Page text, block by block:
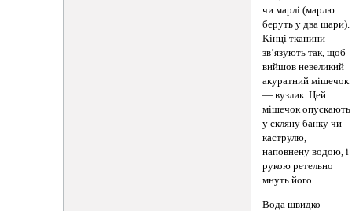
чи марлі (марлю
беруть у два шари).
Кінці тканини
зв’язують так, щоб
вийшов невеликий
акуратний мішечок
— вузлик. Цей
мішечок опускають
у скляну банку чи
каструлю,
наповнену водою, і
рукою ретельно
мнуть його.
Вода швидко